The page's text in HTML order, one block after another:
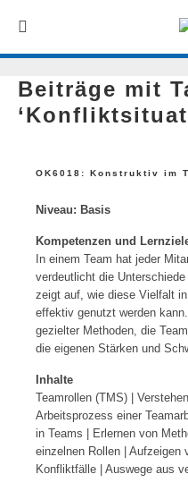
Beiträge mit
OK6018: Konstruktiv im
Niveau: Basis
Kompetenzen und
In einem Team hat jeder
verdeutlicht die
zeigt auf, wie diese Vielfalt
effektiv genutzt werden
gezielter Methoden, die
die eigenen Stärken und
Inhalte
Teamrollen (TMS) |
Arbeitsprozess einer
in Teams | Erlernen von
einzelnen Rollen | Aufzeigen
Konfliktfälle | Auswege aus